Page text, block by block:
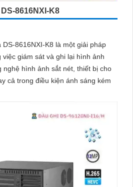
8616NXI-K8
8616NXI-K8 là một giải pháp
giám sát và ghi lại hình ảnh
cả trong điều kiện ánh sáng kém